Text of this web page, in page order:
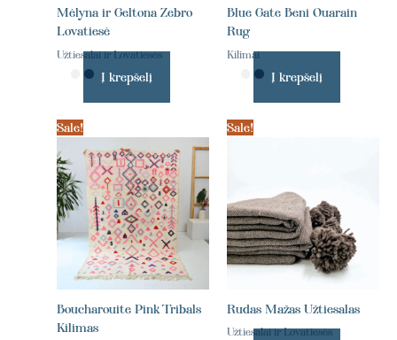
Mėlyna ir Geltona Zebro
Lovatiesė
Užtiesalai ir Lovatiesės
Į krepšelį
Blue Gate Beni Ouarain
Rug
Kilimai
Į krepšelį
Sale!
Boucharouite Pink Tribals
Kilimas
Sale!
Rudas Mažas Užtiesalas
Užtiesalai ir Lovatiesės